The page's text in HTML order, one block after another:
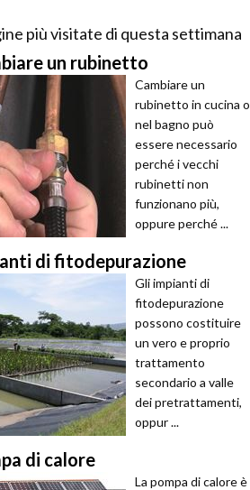
più visitate di questa settimana
un rubinetto
Cambiare un
rubinetto in cucina o
nel bagno può
essere necessario
perché i vecchi
rubinetti non
funzionano più,
oppure perché ...
di fitodepurazione
Gli impianti di
fitodepurazione
possono costituire
un vero e proprio
trattamento
secondario a valle
dei pretrattamenti,
oppur ...
di calore
La pompa di calore è